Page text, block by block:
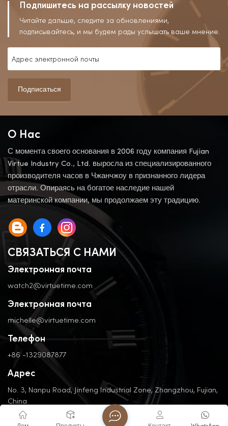
Подпишитесь на рассылку новостей
Читайте дальше, следите за обновлениями,
подписывайтесь, и мы будем рады услышать ваше мнение.
Подписаться
О Нас
С момента своего основания в 2006 году компания Fujian
Virtue Industry Co., Ltd. выросла из специализированного
производителя часов в Чжанчжоу в признанного лидера
отрасли. Опираясь на богатое наследие нашей
материнской компании, мы продолжаем эту традицию.
СВЯЗАТЬСЯ С НАМИ
Электронная почта
watch2@virtuetime.com
Электронная почта
michelle@virtuetime.com
Телефон
+86 -1329087877
Адрес
No. 3, Nanpu Road, Jinfeng Industrial Zone, Zhangzhou, Fujian,
China